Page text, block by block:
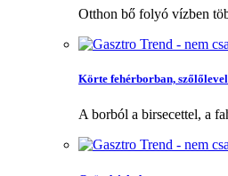
Otthon bő folyó vízben
Körte fehérborban,
A borból a birsecettel, a